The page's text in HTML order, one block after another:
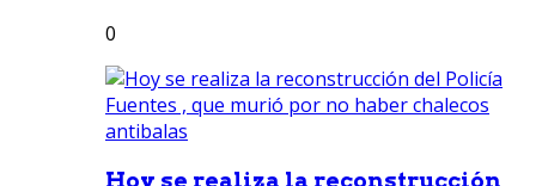
0
Hoy se realiza la reconstrucción